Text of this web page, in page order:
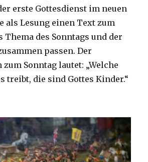
erste Gottesdienst im neuen
als Lesung einen Text zum
Thema des Sonntags und der
passen. Der
Sonntag lautet: „Welche
treibt, die sind Gottes Kinder.“